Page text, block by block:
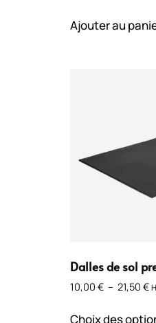
Ajouter au
Dalles de sol
10,00 € – 21,50 €
Choix des